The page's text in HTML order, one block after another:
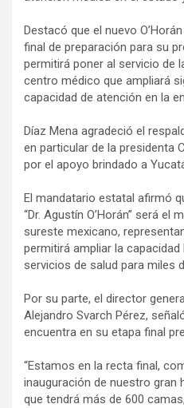
Destacó que el nuevo
final de preparación para su
permitirá poner al servicio de
centro médico que ampliará
capacidad de atención en la
Díaz Mena agradeció el
en particular de la presidenta
por el apoyo brindado a
El mandatario estatal afirmó
“Dr. Agustín O’Horán” será el
sureste mexicano,
permitirá ampliar la
servicios de salud para miles
Por su parte, el director
Alejandro Svarch Pérez,
encuentra en su etapa final
“Estamos en la recta final,
inauguración de nuestro gran
que tendrá más de 600